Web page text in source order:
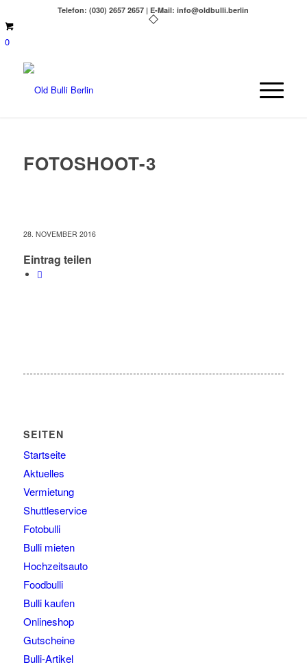
Telefon: (030) 2657 2657 | E-Mail: info@oldbulli.berlin
0
FOTOSHOOT-3
28. NOVEMBER 2016
Eintrag teilen
SEITEN
Startseite
Aktuelles
Vermietung
Shuttleservice
Fotobulli
Bulli mieten
Hochzeitsauto
Foodbulli
Bulli kaufen
Onlineshop
Gutscheine
Bulli-Artikel